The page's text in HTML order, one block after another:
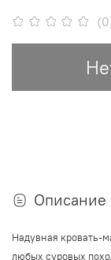
Описание
Надувная кровать-
любых суровых